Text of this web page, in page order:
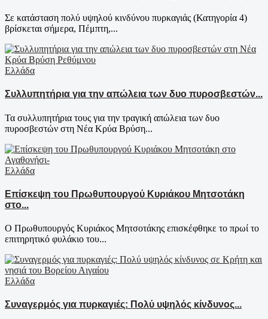
Σε κατάσταση πολύ υψηλού κινδύνου πυρκαγιάς (Κατηγορία 4)
βρίσκεται σήμερα, Πέμπτη,...
Ελλάδα
Συλλυπητήρια για την απώλεια των δυο πυροσβεστών...
Τα συλλυπητήρια τους για την τραγική απώλεια των δυο
πυροσβεστών στη Νέα Κρύα Βρύση...
Ελλάδα
Επίσκεψη του Πρωθυπουργού Κυριάκου Μητσοτάκη
στο...
Ο Πρωθυπουργός Κυριάκος Μητσοτάκης επισκέφθηκε το πρωί το
επιτηρητικό φυλάκιο του...
Ελλάδα
Συναγερμός για πυρκαγιές: Πολύ υψηλός κίνδυνος...